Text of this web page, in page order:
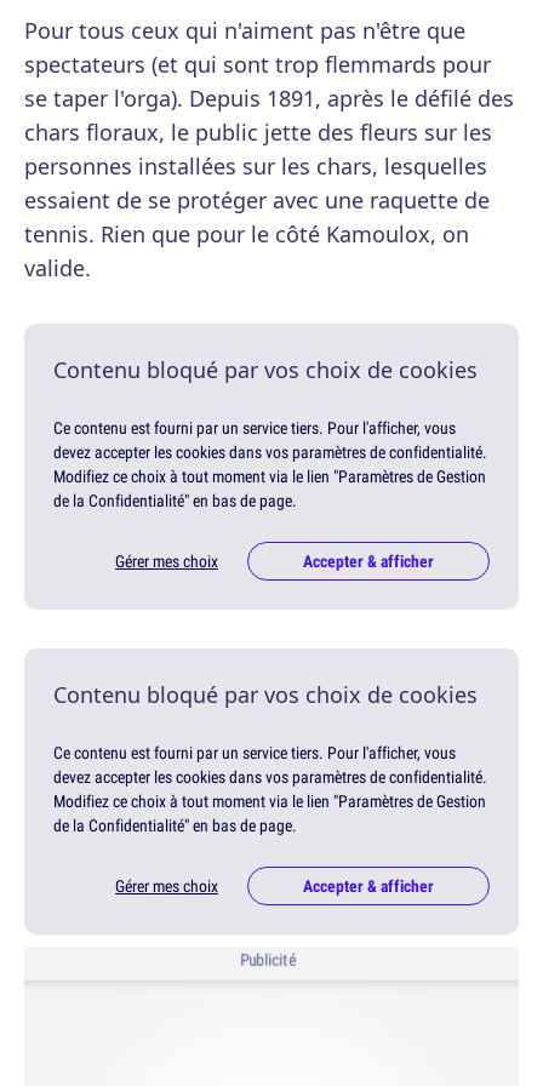
Pour tous ceux qui n'aiment pas n'être que
spectateurs (et qui sont trop flemmards pour
se taper l'orga). Depuis 1891, après le défilé des
chars floraux, le public jette des fleurs sur les
personnes installées sur les chars, lesquelles
essaient de se protéger avec une raquette de
tennis. Rien que pour le côté Kamoulox, on
valide.
Contenu bloqué par vos choix de cookies
Ce contenu est fourni par un service tiers. Pour l'afficher, vous
devez accepter les cookies dans vos paramètres de confidentialité.
Modifiez ce choix à tout moment via le lien "Paramètres de Gestion
de la Confidentialité" en bas de page.
Gérer mes choix Accepter & afficher
Contenu bloqué par vos choix de cookies
Ce contenu est fourni par un service tiers. Pour l'afficher, vous
devez accepter les cookies dans vos paramètres de confidentialité.
Modifiez ce choix à tout moment via le lien "Paramètres de Gestion
de la Confidentialité" en bas de page.
Gérer mes choix Accepter & afficher
Publicité